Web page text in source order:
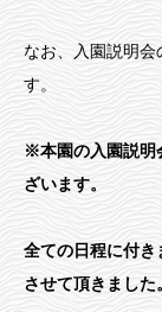
なお、入園説明会
す。
※本園の入園説明
ざいます。
全ての日程に付き
させて頂きました。